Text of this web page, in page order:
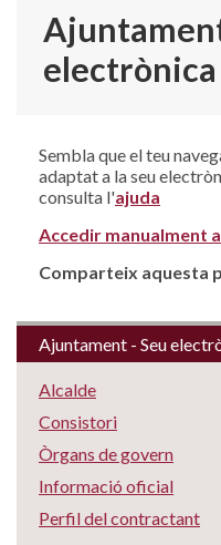
electrònica
Sembla que el teu
adaptat a la seu
consulta l'ajuda
Accedir manualment
Comparteix aquesta
Ajuntament - Seu
Alcalde
Consistori
Òrgans de govern
Informació oficial
Perfil del contractant